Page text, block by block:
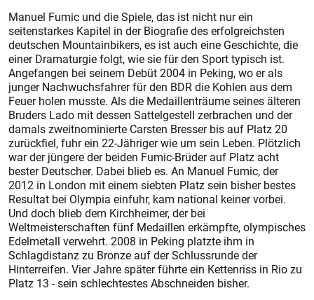
Manuel Fumic und die Spiele, das ist nicht nur ein
seitenstarkes Kapitel in der Biografie des erfolgreichsten
deutschen Mountain­bikers, es ist auch eine Geschichte, die
einer Dramaturgie folgt, wie sie für den Sport typisch ist.
Angefangen bei seinem Debüt 2004 in Peking, wo er als
junger Nachwuchsfahrer für den BDR die Kohlen aus dem
Feuer holen musste. Als die Medaillenträume seines älteren
Bruders Lado mit dessen Sattelgestell zerbrachen und der
damals zweitnominierte Carsten Bresser bis auf Platz 20
zurückfiel, fuhr ein 22-Jähriger wie um sein Leben. Plötzlich
war der jüngere der beiden Fumic-Brüder auf Platz acht
bester Deutscher. Dabei blieb es. An Manuel Fumic, der
2012 in London mit einem siebten Platz sein bisher bes­tes
Resultat bei Olympia einfuhr, kam national keiner vorbei.
Und doch blieb dem Kirchheimer, der bei
Weltmeisterschaften fünf Medaillen erkämpfte, olympisches
Edelmetall verwehrt. 2008 in Peking platzte ihm in
Schlagdistanz zu Bronze auf der Schlussrunde der
Hinterreifen. Vier Jahre später führte ein Kettenriss in Rio zu
Platz 13 - sein schlechtestes Abschneiden bisher.